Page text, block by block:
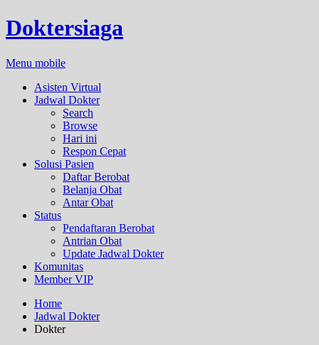
Doktersiaga
Menu mobile
Asisten Virtual
Jadwal Dokter
Search
Browse
Hari ini
Respon Cepat
Solusi Pasien
Daftar Berobat
Belanja Obat
Antar Obat
Status
Pendaftaran Berobat
Antrian Obat
Update Jadwal Dokter
Komunitas
Member VIP
Home
Jadwal Dokter
Dokter